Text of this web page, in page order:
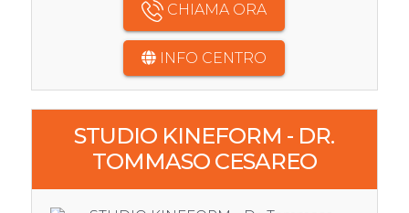
CHIAMA ORA
INFO CENTRO
STUDIO KINEFORM - DR.
TOMMASO CESAREO